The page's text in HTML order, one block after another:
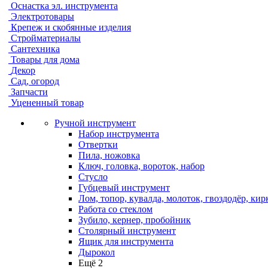
Оснастка эл. инструмента
Электротовары
Крепеж и скобянные изделия
Стройматериалы
Сантехника
Товары для дома
Декор
Сад, огород
Запчасти
Уцененный товар
Ручной инструмент
Набор инструмента
Отвертки
Пила, ножовка
Ключ, головка, вороток, набор
Стусло
Губцевый инструмент
Лом, топор, кувалда, молоток, гвоздодёр,
Работа со стеклом
Зубило, кернер, пробойник
Столярный инструмент
Ящик для инструмента
Дырокол
Ещё 2